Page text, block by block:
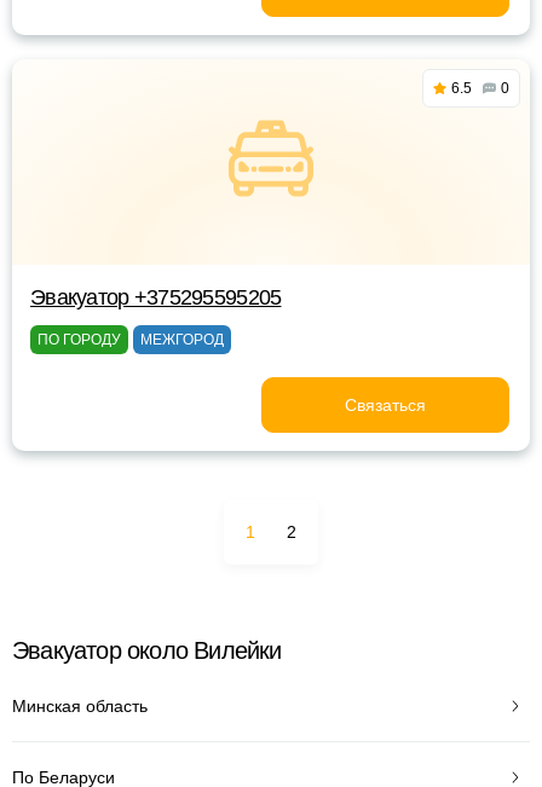
6.5 0
Эвакуатор +375295595205
ПО ГОРОДУ МЕЖГОРОД
Связаться
1 2
Эвакуатор около Вилейки
Минская область
По Беларуси